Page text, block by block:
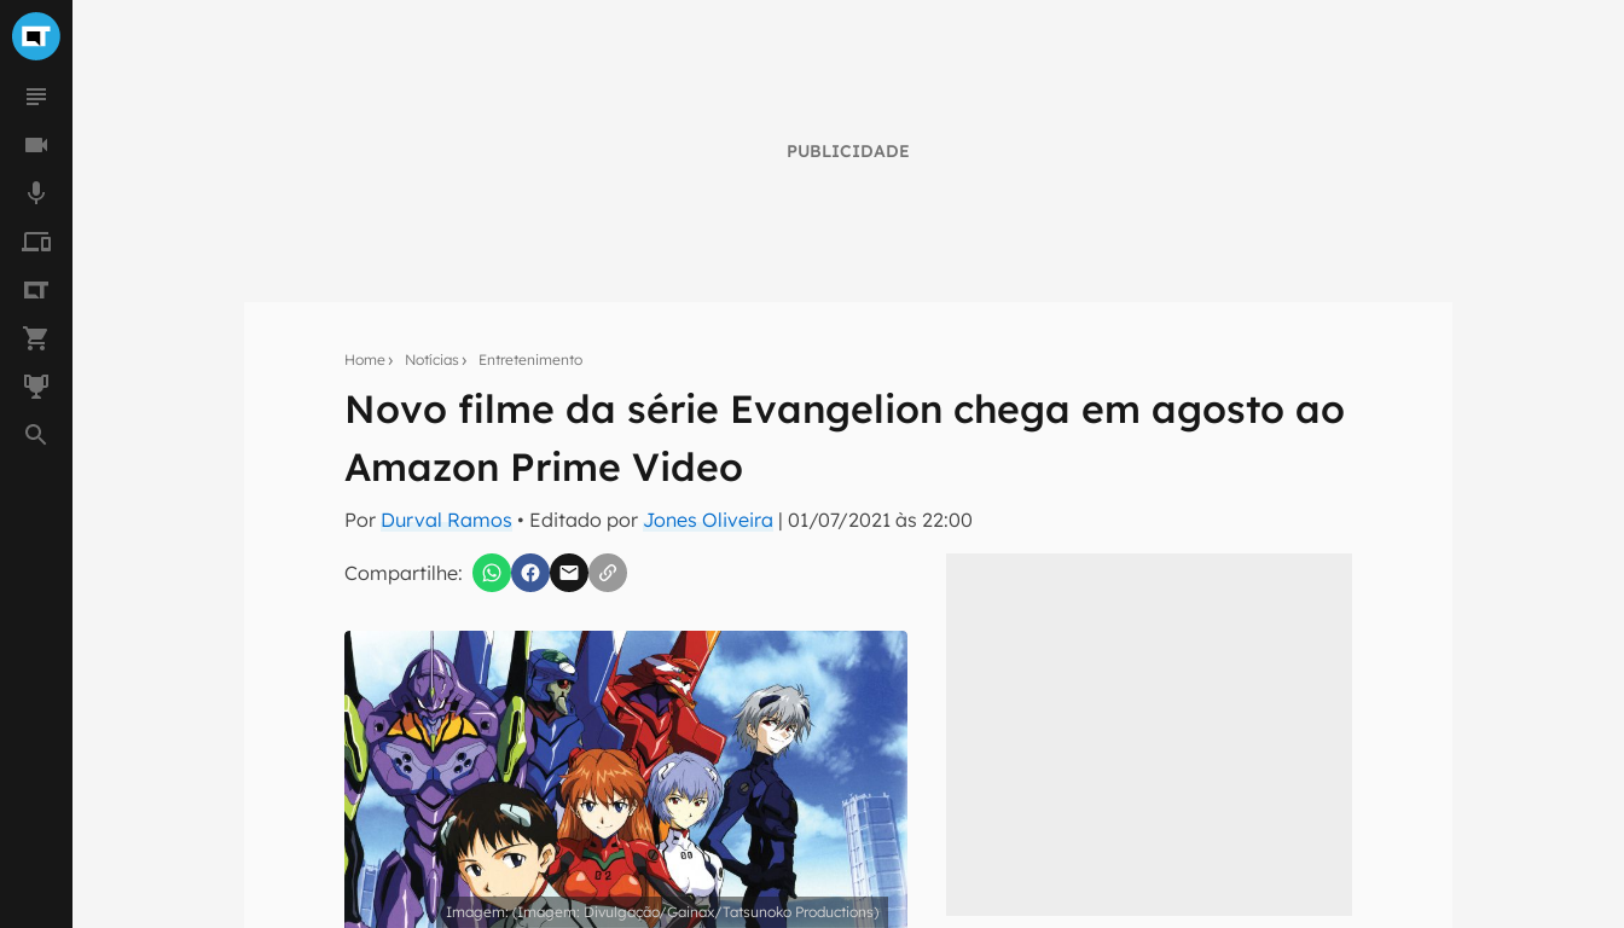
PUBLICIDADE
Home Notícias Entretenimento
Novo filme da série Evangelion chega em agosto ao
Amazon Prime Video
Por Durval Ramos • Editado por Jones Oliveira |01/07/2021 às 22:00
Compartilhe:
Seu resumo inteligente do mundo tech!
Assine a newsletter do Canaltech e receba notícias e reviews sobre tecnologia em primeira
Confirmo que li, aceito e concordo com os Termos de Uso e Política de Privacidade do Canaltech.
(Imagem: Divulgação/Gainax/Tatsunoko Productions)